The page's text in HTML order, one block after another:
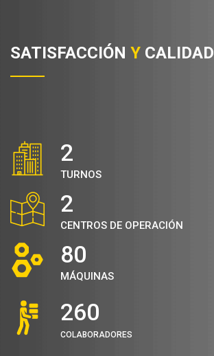
SATISFACCIÓN Y CALIDAD
2
TURNOS
2
CENTROS DE OPERACIÓN
80
MÁQUINAS
260
COLABORADORES